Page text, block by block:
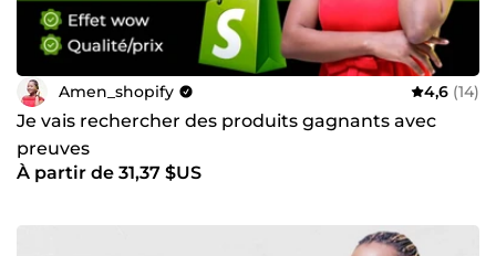
Amen_shopify 4,6 (14)
Je vais rechercher des produits gagnants avec
preuves
À partir de 31,37 $US